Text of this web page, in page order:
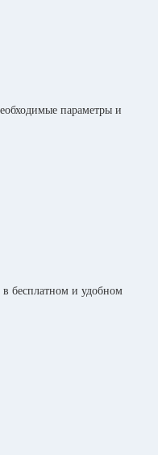
параметры и
бесплатном и удобном